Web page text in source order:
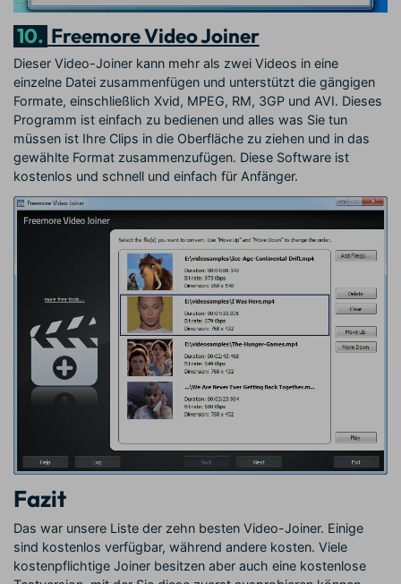
10. Freemore Video Joiner
Dieser Video-Joiner kann mehr als zwei Videos in eine
einzelne Datei zusammenfügen und unterstützt die gängigen
Formate, einschließlich Xvid, MPEG, RM, 3GP und AVI. Dieses
Programm ist einfach zu bedienen und alles was Sie tun
müssen ist Ihre Clips in die Oberfläche zu ziehen und in das
gewählte Format zusammenzufügen. Diese Software ist
kostenlos und schnell und einfach für Anfänger.
Fazit
Das war unsere Liste der zehn besten Video-Joiner. Einige
sind kostenlos verfügbar, während andere kosten. Viele
kostenpflichtige Joiner besitzen aber auch eine kostenlose